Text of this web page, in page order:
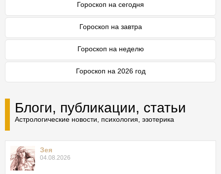
Гороскоп на сегодня
Гороскоп на завтра
Гороскоп на неделю
Гороскоп на 2026 год
Блоги, публикации, статьи
Астрологические новости, психология, эзотерика
Зея
04.08.2026